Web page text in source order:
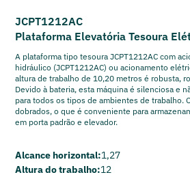
JCPT1212AC
Plataforma Elevatória Tesoura
A plataforma tipo tesoura JCPT1212AC com
hidráulico (JCPT1212AC) ou acionamento
altura de trabalho de 10,20 metros é robusta,
Devido à bateria, esta máquina é silenciosa e
para todos os tipos de ambientes de trabalho.
dobrados, o que é conveniente para
em porta padrão e elevador.
Alcance horizontal:1,27
Altura do trabalho:12